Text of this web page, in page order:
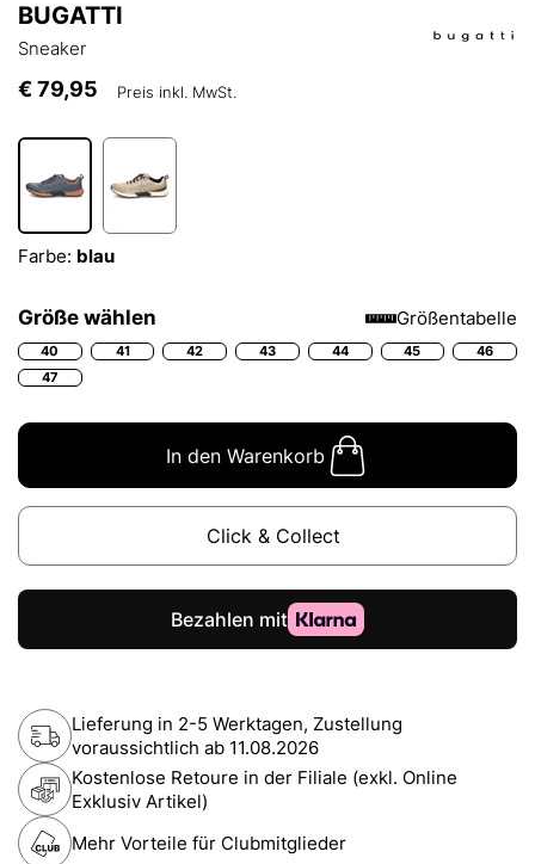
BUGATTI
Sneaker
€ 79,95 Preis inkl. MwSt.
Farbe: blau
Größe wählen Größentabelle
40 41 42 43 44 45
46
47
In den Warenkorb
Click & Collect
Lieferung in 2-5 Werktagen, Zustellung
voraussichtlich ab 11.08.2026
Kostenlose Retoure in der Filiale (exkl. Online
Exklusiv Artikel)
Mehr Vorteile für Clubmitglieder